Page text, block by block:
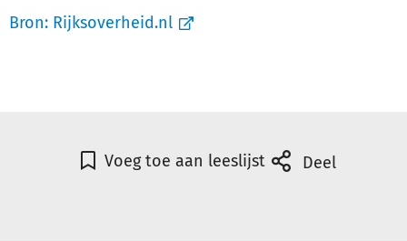
Bron: Rijksoverheid.nl
Voeg toe aan leeslijst Deel